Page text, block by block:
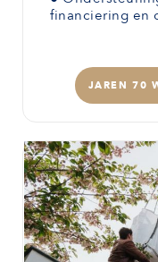
financiering en
JAREN 70